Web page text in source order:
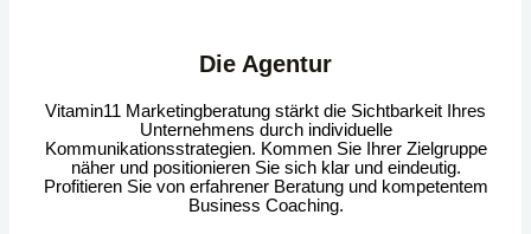
Die Agentur
Vitamin11 Marketingberatung stärkt die Sichtbarkeit Ihres
Unternehmens durch individuelle
Kommunikationsstrategien. Kommen Sie Ihrer Zielgruppe
näher und positionieren Sie sich klar und eindeutig.
Profitieren Sie von erfahrener Beratung und kompetentem
Business Coaching.